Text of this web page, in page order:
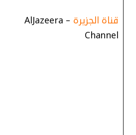
قناة الجزيرة
– AlJazeera
Channel